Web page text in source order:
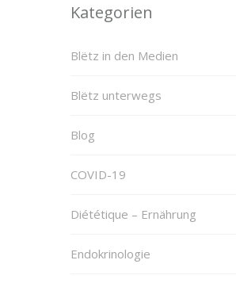
Kategorien
Blëtz in den Medien
Blëtz unterwegs
Blog
COVID-19
Diététique – Ernährung
Endokrinologie